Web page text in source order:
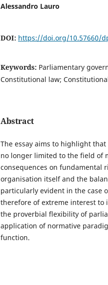
Alessandro Lauro
DOI: https://doi.org/10.57660/
Keywords: Parliamentary
Constitutional law;
Abstract
The essay aims to highlight
no longer limited to the field of
consequences on fundamental
organisation itself and the
particularly evident in the case
therefore of extreme interest
the proverbial flexibility of
application of normative
function.